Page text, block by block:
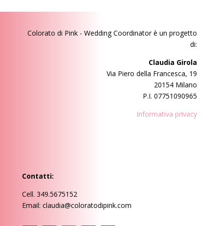
Colorato di Pink - Wedding Coordinatorè un progetto
di:
Claudia Girola
Via Piero della Francesca, 19
20154 Milano
P.I. 07751090965
Informativa privacy
Contatti:
Cell. 349.5675152
Email: claudia@coloratodipink.com